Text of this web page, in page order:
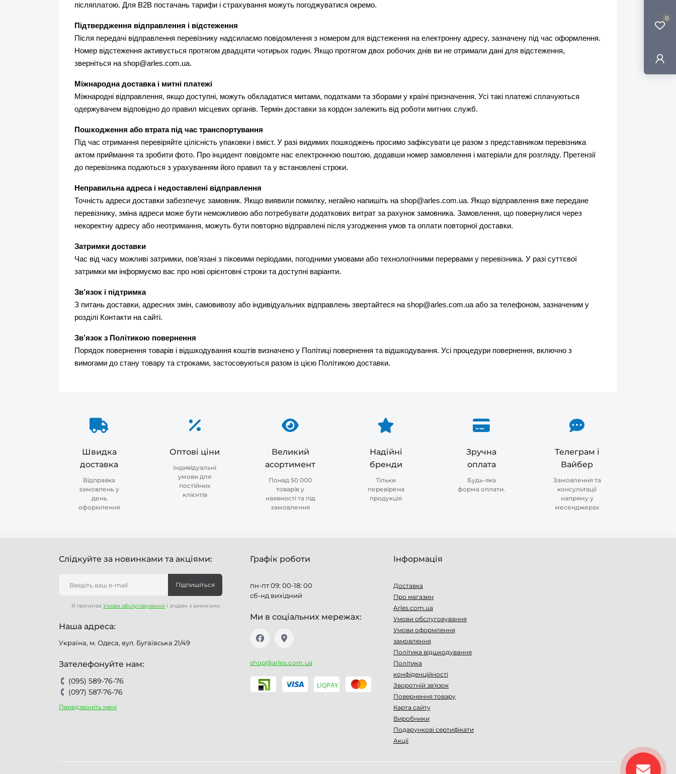
0
післяплатою. Для B2B постачань тарифи і страхування можуть погоджуватися окремо.
Підтвердження відправлення і відстеження
Після передачі відправлення перевізнику надсилаємо повідомлення з номером для відстеження на електронну адресу, зазначену під час оформлення.
Номер відстеження активується протягом двадцяти чотирьох годин. Якщо протягом двох робочих днів ви не отримали дані для відстеження,
зверніться на shop@arles.com.ua.
Міжнародна доставка і митні платежі
Міжнародні відправлення, якщо доступні, можуть обкладатися митами, податками та зборами у країні призначення. Усі такі платежі сплачуються
одержувачем відповідно до правил місцевих органів. Термін доставки за кордон залежить від роботи митних служб.
Пошкодження або втрата під час транспортування
Під час отримання перевіряйте цілісність упаковки і вміст. У разі видимих пошкоджень просимо зафіксувати це разом з представником перевізника
актом приймання та зробити фото. Про інцидент повідомте нас електронною поштою, додавши номер замовлення і матеріали для розгляду. Претензії
до перевізника подаються з урахуванням його правил та у встановлені строки.
Неправильна адреса і недоставлені відправлення
Точність адреси доставки забезпечує замовник. Якщо виявили помилку, негайно напишіть на shop@arles.com.ua. Якщо відправлення вже передане
перевізнику, зміна адреси може бути неможливою або потребувати додаткових витрат за рахунок замовника. Замовлення, що повернулися через
некоректну адресу або неотримання, можуть бути повторно відправлені після узгодження умов та оплати повторної доставки.
Затримки доставки
Час від часу можливі затримки, пов’язані з піковими періодами, погодними умовами або технологічними перервами у перевізника. У разі суттєвої
затримки ми інформуємо вас про нові орієнтовні строки та доступні варіанти.
Зв’язок і підтримка
З питань доставки, адресних змін, самовивозу або індивідуальних відправлень звертайтеся на shop@arles.com.ua або за телефоном, зазначеним у
розділі Контакти на сайті.
Зв’язок з Політикою повернення
Порядок повернення товарів і відшкодування коштів визначено у Політиці повернення та відшкодування. Усі процедури повернення, включно з
вимогами до стану товару та строками, застосовуються разом із цією Політикою доставки.
Швидка
доставка
Відправка
замовлень у
день
оформлення
Оптові ціни
Індивідуальні
умови для
постійних
клієнтів
Великий
асортимент
Понад 50 000
товарів у
наявності та під
замовлення
Надійні
бренди
Тільки
перевірена
продукція
Зручна
оплата
Будь-яка
форма оплати.
Телеграм і
Вайбер
Замовлення та
консультації
напряму у
месенджерах
Слідкуйте за новинками та акціями:
Підпишіться
Я прочитав Умови обслуговування і згоден з вимогами
Наша адреса:
Україна, м. Одеса, вул. Бугаївська 21/49
Зателефонуйте нам:
(095) 589-76-76
(097) 587-76-76
Передзвоніть мені
Графік роботи
пн-пт 09: 00-18: 00
сб-нд вихідний
Ми в соціальних мережах:
shop@arles.com.ua
Інформація
Доставка
Про магазин
Arles.com.ua
Умови обслуговування
Умови оформлення
замовлення
Політика відшкодування
Політика
конфіденційності
Зворотній зв'язок
Повернення товару
Карта сайту
Виробники
Подарункові сертифікати
Акції